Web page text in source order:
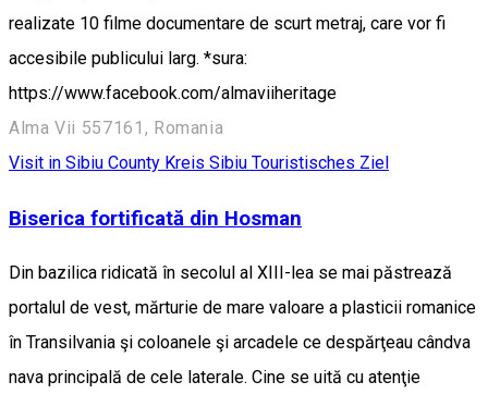
realizate 10 filme documentare de scurt metraj, care vor fi
accesibile publicului larg. *sura:
https://www.facebook.com/almaviiheritage
Alma Vii 557161, Romania
Visit in Sibiu County Kreis Sibiu Touristisches Ziel
Biserica fortificată din Hosman
Din bazilica ridicată în secolul al XIII-lea se mai păstrează
portalul de vest, mărturie de mare valoare a plasticii romanice
în Transilvania şi coloanele şi arcadele ce despărţeau cândva
nava principală de cele laterale. Cine se uită cu atenţie